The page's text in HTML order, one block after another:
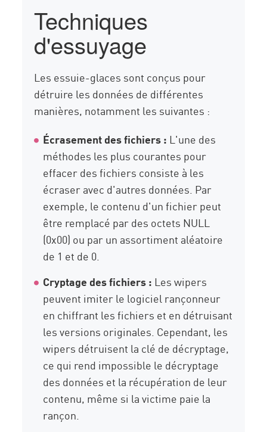
Techniques
d'essuyage
Les essuie-glaces sont conçus pour
détruire les données de différentes
manières, notamment les suivantes :
Écrasement des fichiers : L'une des
méthodes les plus courantes pour
effacer des fichiers consiste à les
écraser avec d'autres données. Par
exemple, le contenu d'un fichier peut
être remplacé par des octets NULL
(0x00) ou par un assortiment aléatoire
de 1 et de 0.
Cryptage des fichiers : Les wipers
peuvent imiter le logiciel rançonneur
en chiffrant les fichiers et en détruisant
les versions originales. Cependant, les
wipers détruisent la clé de décryptage,
ce qui rend impossible le décryptage
des données et la récupération de leur
contenu, même si la victime paie la
rançon.